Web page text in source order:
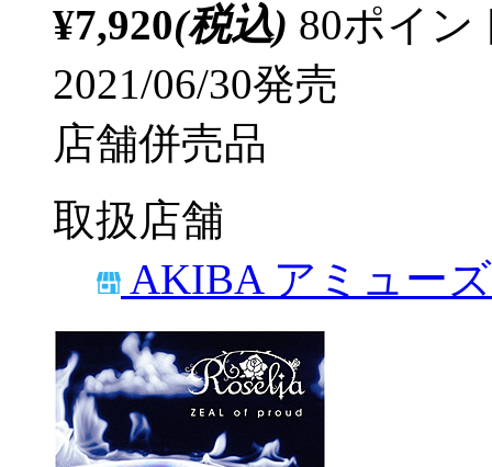
¥7,920(税込) 80ポイ
2021/06/30発売
店舗併売品
取扱店舗
AKIBA アミュー